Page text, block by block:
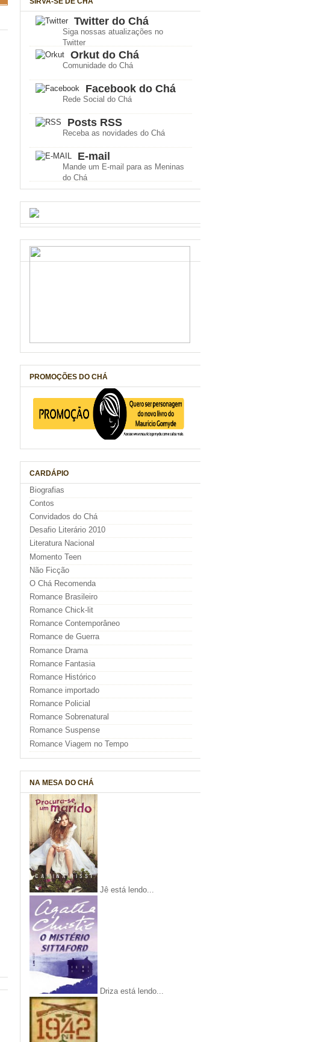
Twitter do Chá
Siga nossas atualizações no
Twitter
Orkut do Chá
Comunidade do Chá
Facebook do Chá
Rede Social do Chá
Posts RSS
Receba as novidades do Chá
E-mail
Mande um E-mail para as Meninas
do Chá
PROMOÇÕES DO CHÁ
CARDÁPIO
Biografias
Contos
Convidados do Chá
Desafio Literário 2010
Literatura Nacional
Momento Teen
Não Ficção
O Chá Recomenda
Romance Brasileiro
Romance Chick-lit
Romance Contemporâneo
Romance de Guerra
Romance Drama
Romance Fantasia
Romance Histórico
Romance importado
Romance Policial
Romance Sobrenatural
Romance Suspense
Romance Viagem no Tempo
NA MESA DO CHÁ
Jê está lendo...
Driza está lendo...